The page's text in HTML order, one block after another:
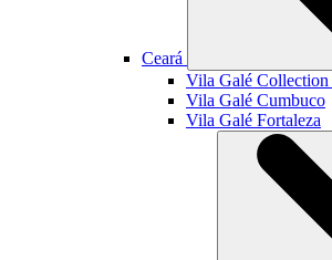
Ceará
Vila Galé Collection
Vila Galé Cumbuco
Vila Galé Fortaleza